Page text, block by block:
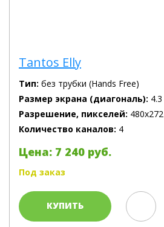
Tantos Elly
Тип: без трубки (Hands Free)
Размер экрана (диагональ): 4.3
Разрешение, пикселей: 480x272
Количество каналов: 4
Цена: 7 240 руб.
Под заказ
КУПИТЬ